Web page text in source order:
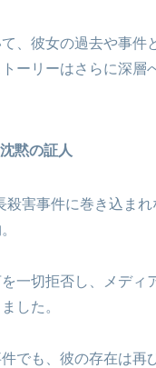
、彼女の過去や事件
トーリーはさらに深層
黙の証人
殺害事件に巻き込ま
一切拒否し、メディ
した。
でも、彼の存在は再